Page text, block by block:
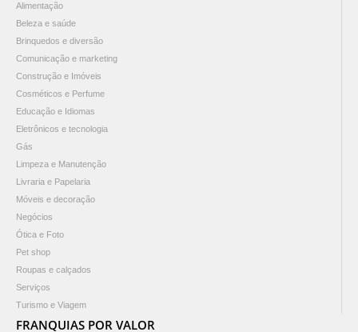
Alimentação
Beleza e saúde
Brinquedos e diversão
Comunicação e marketing
Construção e Imóveis
Cosméticos e Perfume
Educação e Idiomas
Eletrônicos e tecnologia
Gás
Limpeza e Manutenção
Livraria e Papelaria
Móveis e decoração
Negócios
Ótica e Foto
Pet shop
Roupas e calçados
Serviços
Turismo e Viagem
FRANQUIAS POR VALOR